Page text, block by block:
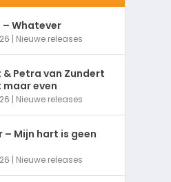
– Whatever
| Nieuwe releases
& Petra van Zundert
maar even
| Nieuwe releases
– Mijn hart is geen
| Nieuwe releases